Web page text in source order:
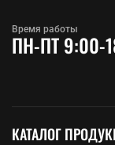
Время работы
ПН-ПТ 9:00-
КАТАЛОГ